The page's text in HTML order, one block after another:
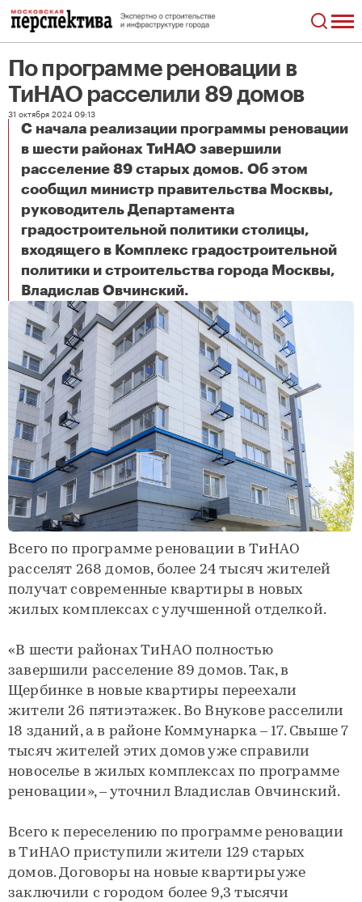
По программе реновации в
ТиНАО расселили 89 домов
31 октября 2024 09:13
С начала реализации программы реновации
в шести районах ТиНАО завершили
расселение 89 старых домов. Об этом
сообщил министр правительства Москвы,
руководитель Департамента
градостроительной политики столицы,
входящего в Комплекс градостроительной
политики и строительства города Москвы,
Владислав Овчинский.
Всего по программе реновации в ТиНАО
расселят 268 домов, более 24 тысяч жителей
получат современные квартиры в новых
жилых комплексах с улучшенной отделкой.
«В шести районах ТиНАО полностью
завершили расселение 89 домов. Так, в
Щербинке в новые квартиры переехали
жители 26 пятиэтажек. Во Внукове расселили
18 зданий, а в районе Коммунарка – 17. Свыше 7
тысяч жителей этих домов уже справили
новоселье в жилых комплексах по программе
реновации», – уточнил Владислав Овчинский.
Всего к переселению по программе реновации
в ТиНАО приступили жители 129 старых
домов. Договоры на новые квартиры уже
заключили с городом более 9,3 тысячи